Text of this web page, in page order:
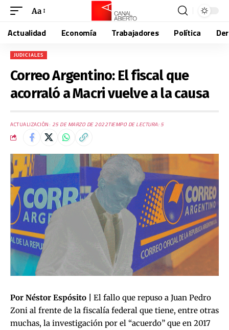
Aa
Actualidad Economía Trabajadores Política
JUDICIALES
Correo Argentino: El fiscal que
acorraló a Macri vuelve a la causa
ACTUALIZACIÓN: 25 DE MARZO DE 2022TIEMPO DE LECTURA: 5
Por Néstor Espósito |
El fallo que repuso a Juan Pedro
Zoni al frente de la fiscalía federal que tiene, entre otras
muchas, la investigación por el “acuerdo” que en 2017